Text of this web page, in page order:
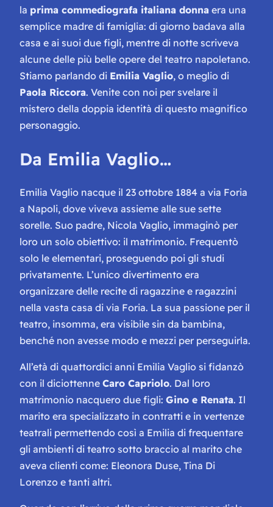
la prima commediografa italiana donna era una
semplice madre di famiglia: di giorno badava alla
casa e ai suoi due figli, mentre di notte scriveva
alcune delle più belle opere del teatro napoletano.
Stiamo parlando di Emilia Vaglio, o meglio di
Paola Riccora. Venite con noi per svelare il
mistero della doppia identità di questo magnifico
personaggio.
Da Emilia Vaglio…
Emilia Vaglio nacque il 23 ottobre 1884 a via Foria
a Napoli, dove viveva assieme alle sue sette
sorelle. Suo padre, Nicola Vaglio, immaginò per
loro un solo obiettivo: il matrimonio. Frequentò
solo le elementari, proseguendo poi gli studi
privatamente. L’unico divertimento era
organizzare delle recite di ragazzine e ragazzini
nella vasta casa di via Foria. La sua passione per il
teatro, insomma, era visibile sin da bambina,
benché non avesse modo e mezzi per perseguirla.
All’età di quattordici anni Emilia Vaglio si fidanzò
con il diciottenne Caro Capriolo. Dal loro
matrimonio nacquero due figli: Gino e Renata. Il
marito era specializzato in contratti e in vertenze
teatrali permettendo così a Emilia di frequentare
gli ambienti di teatro sotto braccio al marito che
aveva clienti come: Eleonora Duse, Tina Di
Lorenzo e tanti altri.